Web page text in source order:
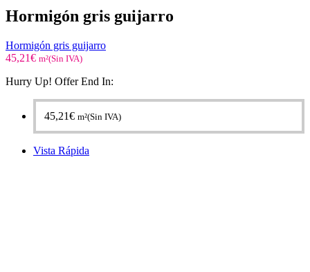
Hormigón gris guijarro
Hormigón gris guijarro
45,21€ m²(Sin IVA)
Hurry Up! Offer End In:
45,21€ m²(Sin IVA)
Vista Rápida